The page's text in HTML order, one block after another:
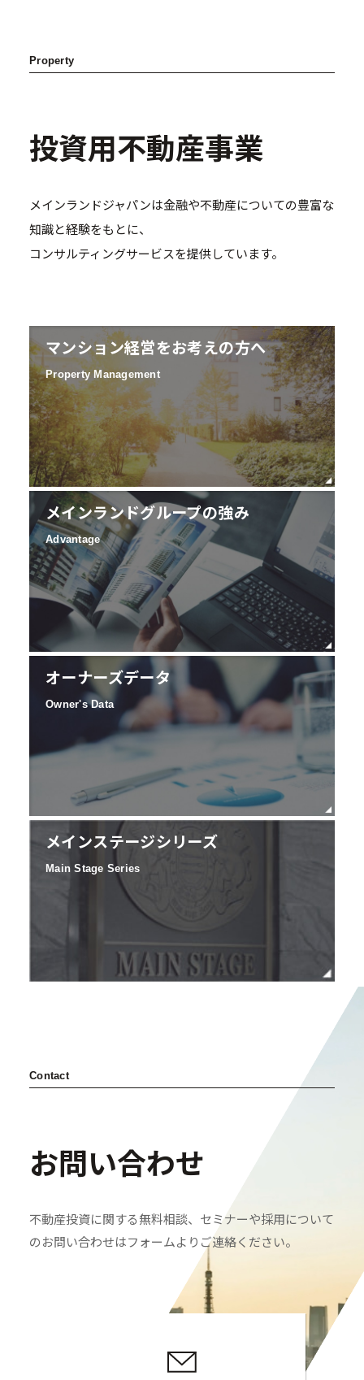
Property
投資用不動産事業
メインランドジャパンは金融や不動産についての豊富な
知識と経験をもとに、
コンサルティングサービスを提供しています。
マンション経営をお考えの方へ
Property Management
メインランドグループの強み
Advantage
オーナーズデータ
Owner's Data
メインステージシリーズ
Main Stage Series
Contact
お問い合わせ
不動産投資に関する無料相談、セミナーや採用について
のお問い合わせはフォームよりご連絡ください。